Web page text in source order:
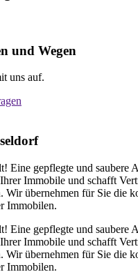
und Wegen
uns auf.
Eine gepflegte und saubere
Immobile und schafft
Wir übernehmen für Sie die
Immobilen.
Eine gepflegte und saubere
Immobile und schafft
Wir übernehmen für Sie die
Immobilen.